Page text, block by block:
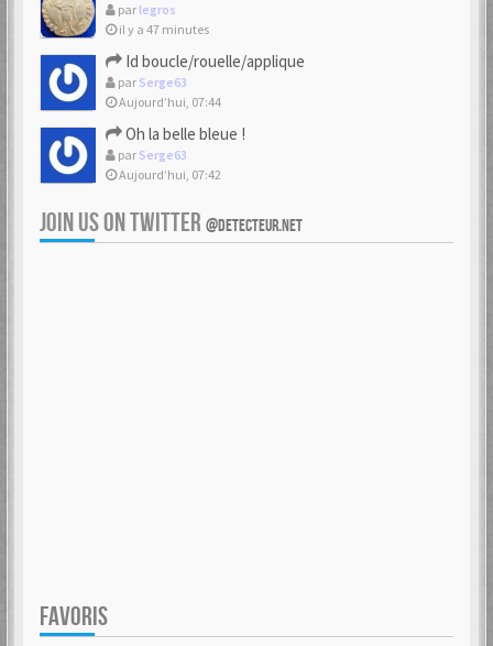
par legros
il y a 47 minutes
Id boucle/rouelle/applique
par Serge63
Aujourd’hui, 07:44
Oh la belle bleue !
par Serge63
Aujourd’hui, 07:42
JOIN US ON TWITTER @DETECTEUR.NET
FAVORIS